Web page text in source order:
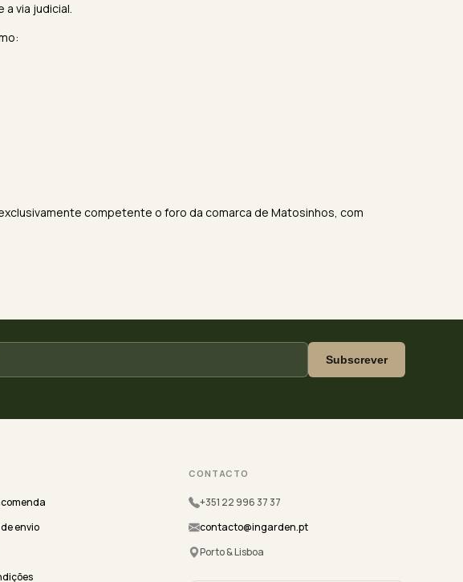
via judicial.
competente o foro da comarca de Matosinhos, com
Subscrever
envio
CONTACTO
+351 22 996 37 37
contacto@ingarden.pt
Porto & Lisboa